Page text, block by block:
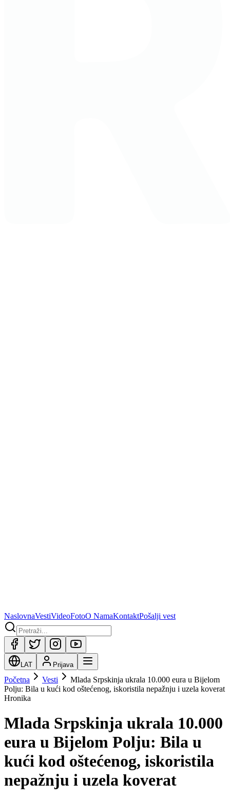
NaslovnaVestiVideoFotoO NamaKontaktPošalji vest
LAT Prijava
Početna Vesti
Mlada Srpskinja ukrala 10.000 eura u Bijelom
Polju: Bila u kući kod oštećenog, iskoristila nepažnju i uzela koverat
Hronika
Mlada Srpskinja ukrala 10.000
eura u Bijelom Polju: Bila u
kući kod oštećenog, iskoristila
nepažnju i uzela koverat